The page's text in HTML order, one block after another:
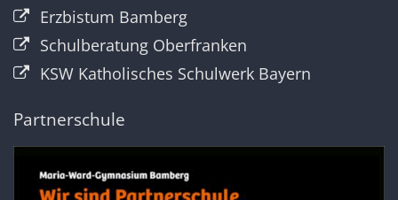
Erzbistum Bamberg
Schulberatung Oberfranken
KSW Katholisches Schulwerk Bayern
Partnerschule